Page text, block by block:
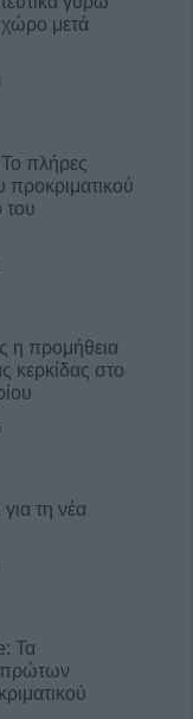
χώρο μετά
πλήρες
του
η προμήθεια
κερκίδας στο
τη νέα
Τα
πρώτων